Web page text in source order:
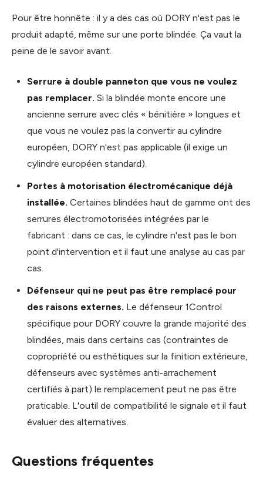
Pour être honnête : il y a des cas où DORY n'est pas le
produit adapté, même sur une porte blindée. Ça vaut la
peine de le savoir avant.
Serrure à double panneton que vous ne voulez
pas remplacer. Si la blindée monte encore une
ancienne serrure avec clés « bénitière » longues et
que vous ne voulez pas la convertir au cylindre
européen, DORY n'est pas applicable (il exige un
cylindre européen standard).
Portes à motorisation électromécanique déjà
installée. Certaines blindées haut de gamme ont des
serrures électromotorisées intégrées par le
fabricant : dans ce cas, le cylindre n'est pas le bon
point d'intervention et il faut une analyse au cas par
cas.
Défenseur qui ne peut pas être remplacé pour
des raisons externes. Le défenseur 1Control
spécifique pour DORY couvre la grande majorité des
blindées, mais dans certains cas (contraintes de
copropriété ou esthétiques sur la finition extérieure,
défenseurs avec systèmes anti-arrachement
certifiés à part) le remplacement peut ne pas être
praticable. L'outil de compatibilité le signale et il faut
évaluer des alternatives.
Questions fréquentes